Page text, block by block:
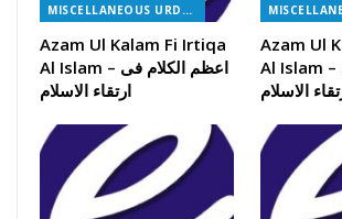
MISCELLANEOUS URDU BOOKS
Azam Ul Kalam Fi Irtiqa
Al Islam – اعظم الکلام فی
ارتقاء الاسلام
Azam Ul
Al Islam – اعظم الکلام فی
الاسلام